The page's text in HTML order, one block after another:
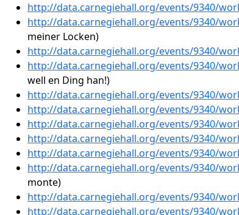
http://data.carnegiehall.org/events/9340/
http://data.carnegiehall.org/events/9340/
meiner Locken)
http://data.carnegiehall.org/events/9340/
http://data.carnegiehall.org/events/9340/
well en Ding han!)
http://data.carnegiehall.org/events/9340/
http://data.carnegiehall.org/events/9340/
http://data.carnegiehall.org/events/9340/
http://data.carnegiehall.org/events/9340/
http://data.carnegiehall.org/events/9340/
http://data.carnegiehall.org/events/9340/
monte)
http://data.carnegiehall.org/events/9340/
http://data.carnegiehall.org/events/9340/